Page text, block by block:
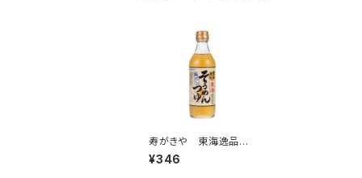
寿がきや 東海逸品素
材そうめんつゆ360ml
¥346